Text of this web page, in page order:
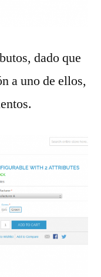
dado que
a uno de ellos,